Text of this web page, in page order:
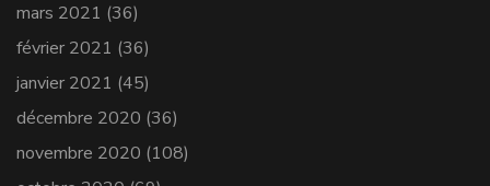
mars 2021 (36)
février 2021 (36)
janvier 2021 (45)
décembre 2020 (36)
novembre 2020 (108)